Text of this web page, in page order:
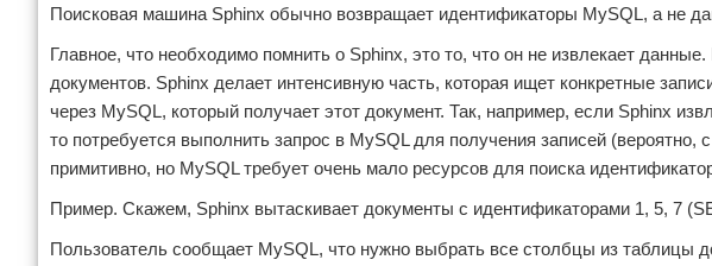
Поисковая машина Sphinx обычно возвращает идентификаторы MySQL, а не
Главное, что необходимо помнить о Sphinx, это то, что он не извлекает
документов. Sphinx делает интенсивную часть, которая ищет конкретные
через MySQL, который получает этот документ. Так, например, если Sphinx
то потребуется выполнить запрос в MySQL для получения записей
примитивно, но MySQL требует очень мало ресурсов для поиска
Пример. Скажем, Sphinx вытаскивает документы с идентификаторами 1, 5, 7
Пользователь сообщает MySQL, что нужно выбрать все столбцы из таблицы